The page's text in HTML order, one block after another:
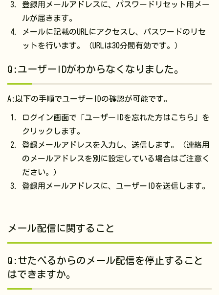
登録用メールアドレスに、パスワードリセット用メー
ルが届きます。
メールに記載のURLにアクセスし、パスワードのリセ
ットを行います。（URLは30分間有効です。）
Q:ユーザーIDがわからなくなりました。
A:以下の手順でユーザーIDの確認が可能です。
ログイン画面で「ユーザーIDを忘れた方はこちら」を
クリックします。
登録メールアドレスを入力し、送信します。（連絡用
のメールアドレスを別に設定している場合はご注意く
ださい。）
登録用メールアドレスに、ユーザーIDを送信します。
メール配信に関すること
Q:せたべるからのメール配信を停止すること
はできますか。